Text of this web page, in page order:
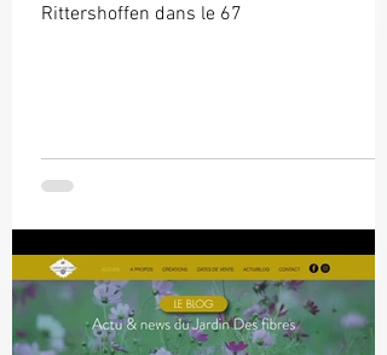
Rittershoffen dans le 67